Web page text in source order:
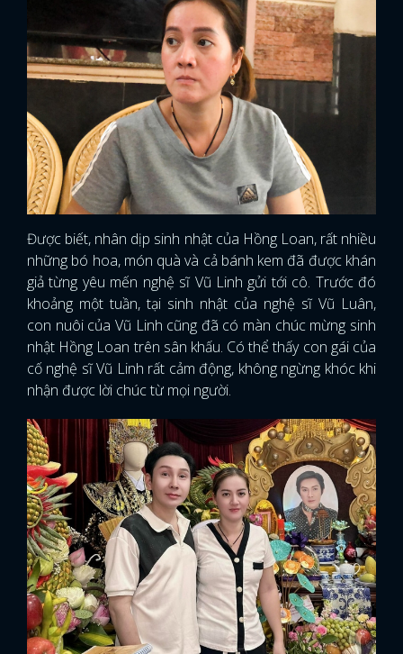
Được biết, nhân dịp sinh nhật của Hồng Loan, rất nhiều
những bó hoa, món quà và cả bánh kem đã được khán
giả từng yêu mến nghệ sĩ Vũ Linh gửi tới cô. Trước đó
khoảng một tuần, tại sinh nhật của nghệ sĩ Vũ Luân,
con nuôi của Vũ Linh cũng đã có màn chúc mừng sinh
nhật Hồng Loan trên sân khấu. Có thể thấy con gái của
cố nghệ sĩ Vũ Linh rất cảm động, không ngừng khóc khi
nhận được lời chúc từ mọi người.